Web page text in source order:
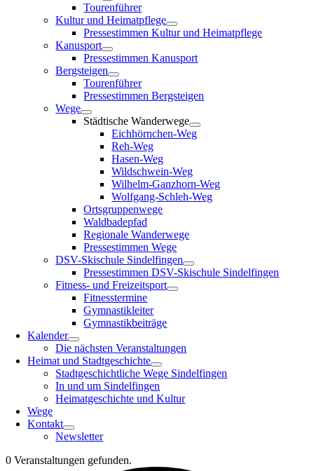
Tourenführer
Kultur und Heimatpflege
Pressestimmen Kultur und Heimatpflege
Kanusport
Pressestimmen Kanusport
Bergsteigen
Tourenführer
Pressestimmen Bergsteigen
Wege
Städtische Wanderwege
Eichhörnchen-Weg
Reh-Weg
Hasen-Weg
Wildschwein-Weg
Wilhelm-Ganzhorn-Weg
Wolfgang-Schleh-Weg
Ortsgruppenwege
Waldbadepfad
Regionale Wanderwege
Pressestimmen Wege
DSV-Skischule Sindelfingen
Pressestimmen DSV-Skischule Sindelfingen
Fitness- und Freizeitsport
Fitnesstermine
Gymnastikleiter
Gymnastikbeiträge
Kalender
Die nächsten Veranstaltungen
Heimat und Stadtgeschichte
Stadtgeschichtliche Wege Sindelfingen
In und um Sindelfingen
Heimatgeschichte und Kultur
Wege
Kontakt
Newsletter
0 Veranstaltungen gefunden.